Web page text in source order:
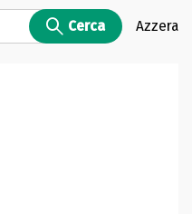
Cerca Azzera